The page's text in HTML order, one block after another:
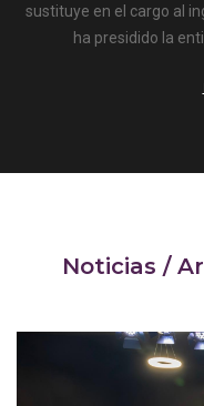
sustituye en el cargo al
ha presidido la
Noticias /